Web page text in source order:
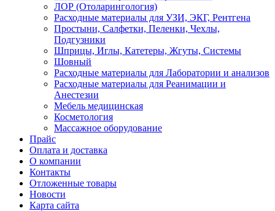
ЛОР (Отоларингология)
Расходные материалы для УЗИ, ЭКГ, Рентгена
Простыни, Салфетки, Пеленки, Чехлы,
Подгузники
Шприцы, Иглы, Катетеры, Жгуты, Системы
Шовный
Расходные материалы для Лаборатории и анализов
Расходные материалы для Реанимации и
Анестезии
Мебель медицинская
Косметология
Массажное оборудование
Прайс
Оплата и доставка
О компании
Контакты
Отложенные товары
Новости
Карта сайта